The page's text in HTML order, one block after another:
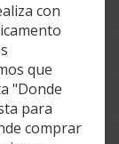
con
que
"Donde
para
comprar